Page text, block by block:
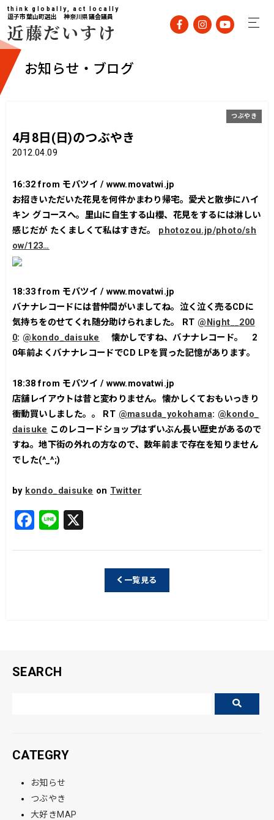
think globally, act locally
逗子市葉山町選出 神奈川県議会議員
近藤だいすけ
お知らせ・ブログ
4月8日(日)のつぶやき
2012.04.09
つぶやき
16:32from モバツイ / www.movatwi.jp
お招きいただいた花見を何件かまわり帰宅。愛犬と散歩にハイ
キン グコースへ。里山に自生する山櫻、花見をするには淋しい
感じだが たくましくて私はすきだ。 photozou.jp/photo/sh
ow/123…
18:33from モバツイ / www.movatwi.jp
バナナレコードには昔仲間がいましてね。泣く泣く売るCDに
気持ちをのせてくれ随分助けられました。 RT@Night__200
0:@kondo_daisuke
懐かしですね、バナナレコード。 2
0年前よくバナナレコードでCD LPを買った記憶があります。
18:38from モバツイ / www.movatwi.jp
店舗レイアウトは昔と変わりません。懐かしくておもいっきり
衝動買いしました。。 RT @masuda_yokohama: @kondo_
daisuke このレコードショップはずいぶん長い歴史があるので
すね。地下街の外れの方なので、数年前まで存在を知りません
でした(^_^;)
by kondo_daisuke on Twitter
F
a
c
Li
n
e
一覧見る
SEARCH
CATEGRY
お知らせ
つぶやき
大好きMAP